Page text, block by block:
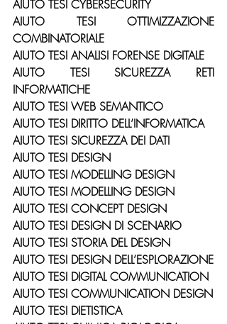
AIUTO TESI CYBERSECURITY
AIUTO TESI OTTIMIZZAZIONE
COMBINATORIALE
AIUTO TESI ANALISI FORENSE DIGITALE
AIUTO TESI SICUREZZA RETI
INFORMATICHE
AIUTO TESI WEB SEMANTICO
AIUTO TESI DIRITTO DELL’INFORMATICA
AIUTO TESI SICUREZZA DEI DATI
AIUTO TESI DESIGN
AIUTO TESI MODELLING DESIGN
AIUTO TESI MODELLING DESIGN
AIUTO TESI CONCEPT DESIGN
AIUTO TESI DESIGN DI SCENARIO
AIUTO TESI STORIA DEL DESIGN
AIUTO TESI DESIGN DELL’ESPLORAZIONE
AIUTO TESI DIGITAL COMMUNICATION
AIUTO TESI COMMUNICATION DESIGN
AIUTO TESI DIETISTICA